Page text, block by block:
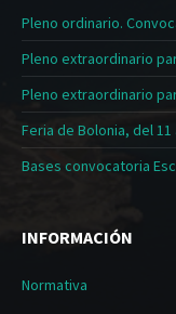
Pleno ordinario.
Pleno extraordinario
Pleno extraordinario
Feria de Bolonia, del 11
Bases convocatoria
INFORMACIÓN
Normativa